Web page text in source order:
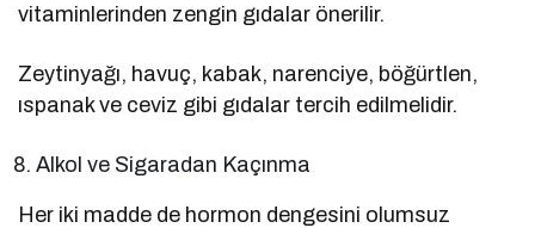
vitaminlerinden zengin gıdalar önerilir.
Zeytinyağı, havuç, kabak, narenciye, böğürtlen,
ıspanak ve ceviz gibi gıdalar tercih edilmelidir.
Alkol ve Sigaradan Kaçınma
Her iki madde de hormon dengesini olumsuz